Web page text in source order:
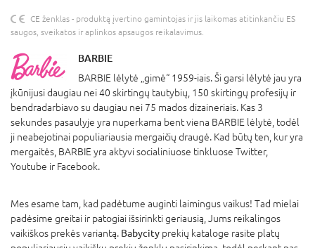
CE ženklas - produktą įvertino gamintojas ir jis laikomas atitinkančiu ES
saugos, sveikatos ir aplinkos apsaugos reikalavimus.
BARBIE
BARBIE lėlytė „gimė“ 1959-iais. Ši garsi lėlytė jau yra
įkūnijusi daugiau nei 40 skirtingų tautybių, 150 skirtingų profesijų ir
bendradarbiavo su daugiau nei 75 mados dizaineriais. Kas 3
sekundes pasaulyje yra nuperkama bent viena BARBIE lėlytė, todėl
ji neabejotinai populiariausia mergaičių draugė. Kad būtų ten, kur yra
mergaitės, BARBIE yra aktyvi socialiniuose tinkluose Twitter,
Youtube ir Facebook.
Mes esame tam, kad padėtume auginti laimingus vaikus! Tad mielai
padėsime greitai ir patogiai išsirinkti geriausią, Jums reikalingos
vaikiškos prekės variantą. Babycity prekių kataloge rasite platų